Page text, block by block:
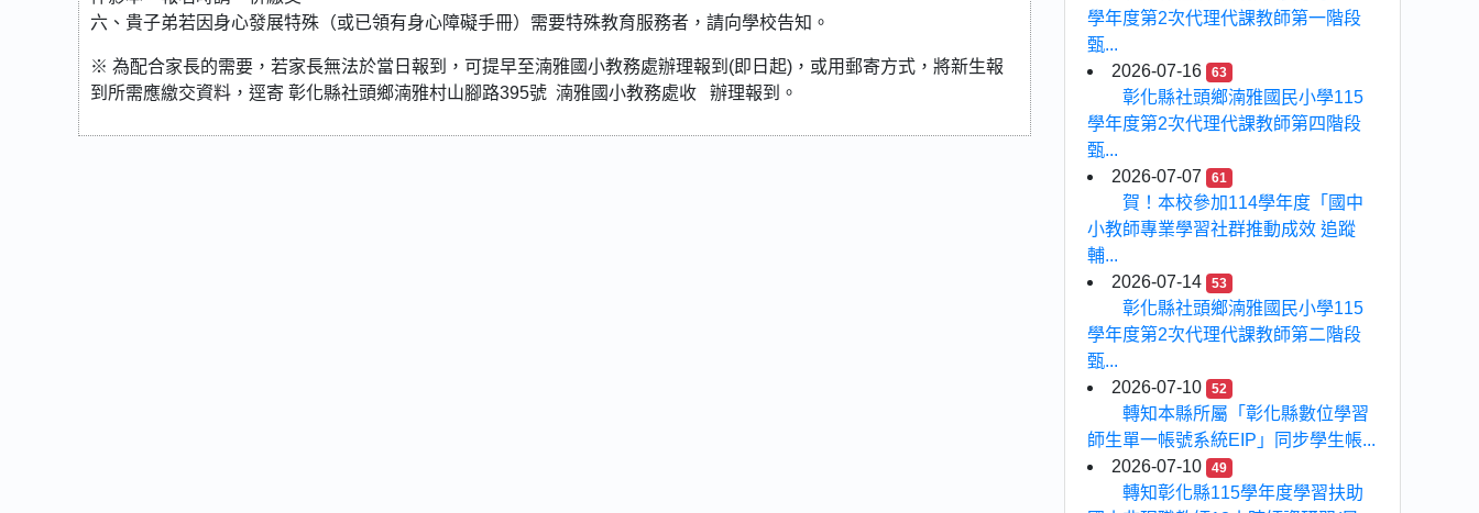
六、貴子弟若因身心發展特殊（或已領有身心障礙手冊）需要特殊教育服務者，請向學校告知。
※ 為配合家長的需要，若家長無法於當日報到，可提早至湳雅國小教務處辦理報到(即日起)，或用郵寄方式，將新生報
到所需應繳交資料，逕寄 彰化縣社頭鄉湳雅村山腳路395號 湳雅國小教務處收 辦理報到。
學年度第2次代理代課教師第一階段
甄...
2026-07-16
63
彰化縣社頭鄉湳雅國民小學115
學年度第2次代理代課教師第四階段
甄...
2026-07-07
61
賀！本校參加114學年度「國中
小教師專業學習社群推動成效 追蹤
輔...
2026-07-14
53
彰化縣社頭鄉湳雅國民小學115
學年度第2次代理代課教師第二階段
甄...
2026-07-10
52
轉知本縣所屬「彰化縣數位學習
師生單一帳號系統EIP」同步學生帳...
2026-07-10
49
轉知彰化縣115學年度學習扶助